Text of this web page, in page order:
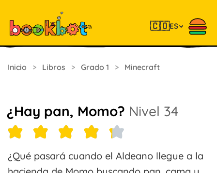
🇨🇴ES
Inicio > Libros > Grado 1 > Minecraft
¿Hay pan, Momo? Nivel 34
¿Qué pasará cuando el Aldeano llegue a la